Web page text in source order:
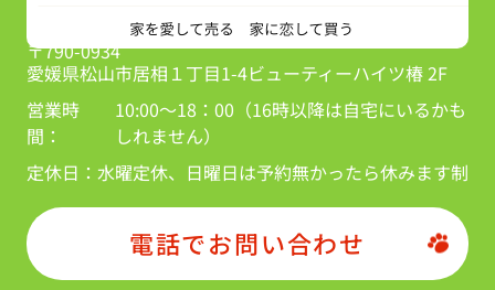
〒790-0934
愛媛県松山市居相１丁目1-4ビューティーハイツ椿 2F
営業時
間：
10:00～18：00（16時以降は自宅にいるかも
しれません）
定休日： 水曜定休、日曜日は予約無かったら休みます制
電話でお問い合わせ